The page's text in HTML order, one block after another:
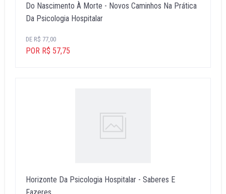
Do Nascimento À Morte - Novos Caminhos Na Prática
Da Psicologia Hospitalar
DE R$ 77,00
POR R$ 57,75
Horizonte Da Psicologia Hospitalar - Saberes E